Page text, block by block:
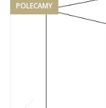
POLECAMY